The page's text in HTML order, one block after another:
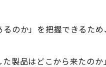
のか」を把握できるため
製品はどこから来たのか